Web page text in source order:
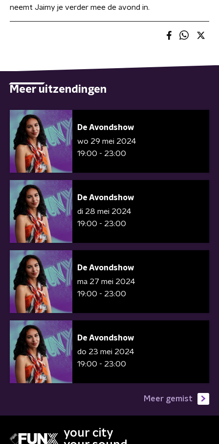
neemt Jaimy je verder mee de avond in.
Meer uitzendingen
De Avondshow
wo 29 mei 2024
19:00 - 23:00
De Avondshow
di 28 mei 2024
19:00 - 23:00
De Avondshow
ma 27 mei 2024
19:00 - 23:00
De Avondshow
do 23 mei 2024
19:00 - 23:00
Meer gemist
your city